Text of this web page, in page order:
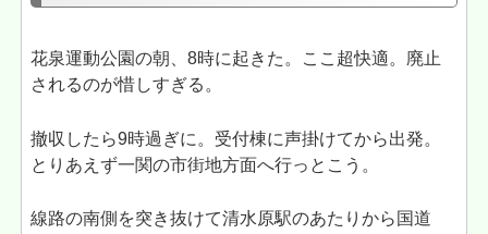
花泉運動公園の朝、8時に起きた。ここ超快適。廃止
されるのが惜しすぎる。
撤収したら9時過ぎに。受付棟に声掛けてから出発。
とりあえず一関の市街地方面へ行っとこう。
線路の南側を突き抜けて清水原駅のあたりから国道